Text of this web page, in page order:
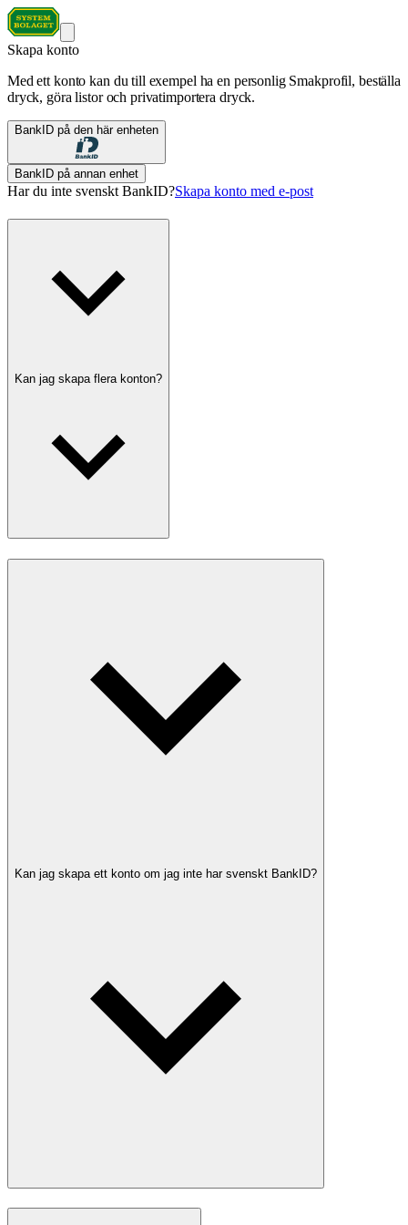
Skapa konto
Med ett konto kan du till exempel ha en personlig Smakprofil, beställa
dryck, göra listor och privatimportera dryck.
BankID på den här enheten
BankID på annan enhet
Har du inte svenskt BankID?Skapa konto med e-post
Kan jag skapa flera konton?
Kan jag skapa ett konto om jag inte har svenskt BankID?